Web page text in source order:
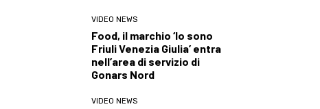
VIDEO NEWS
Food, il marchio ‘Io sono
Friuli Venezia Giulia’ entra
nell’area di servizio di
Gonars Nord
VIDEO NEWS